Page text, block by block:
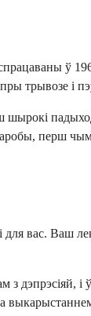
ў
трывозе і
шырокі
перш
для вас. Ваш
з дэпрэсіяй,